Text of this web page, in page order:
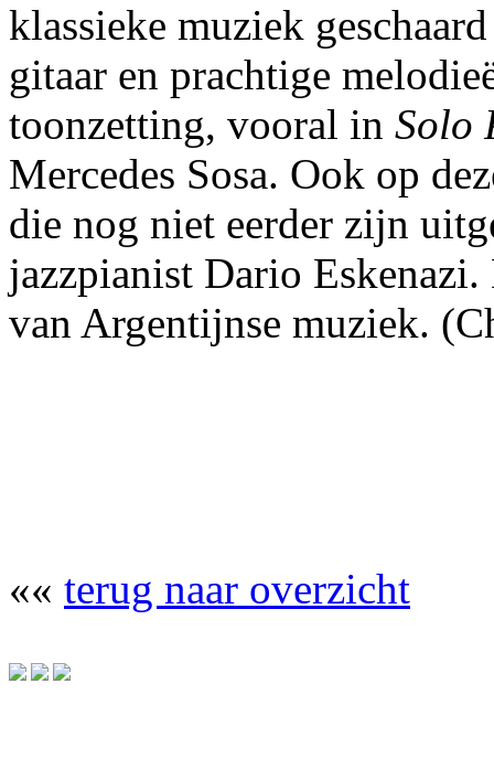
klassieke muziek
gitaar en prachtige
toonzetting, vooral in Solo
Mercedes Sosa. Ook op
die nog niet eerder zijn
jazzpianist Dario
van Argentijnse muziek.
«« terug naar overzicht